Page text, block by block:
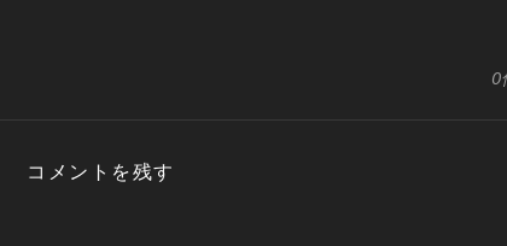
0
コメントを残す